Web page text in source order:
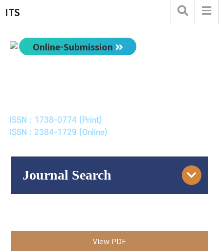
ITS
Online-Submission
ISSN : 1738-0774 (Print)
ISSN : 2384-1729 (Online)
Journal Search
View PDF